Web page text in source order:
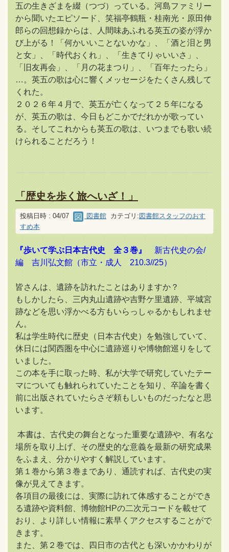
五の生きざまを綴（つづ）っている。河島ファミリー
から聞いたエピソード、笑福亭鶴瓶・桂南光・原田伸
郎らの回想録からは、人間味あふれる英五の姿が浮か
び上がる！「何かいいことないかな」、「酒と泪と男
と女」、「時代おくれ」、「生きてりゃいいさ」、
「旧友再会」、「月の花まつり」、「百年たったら」
…。英五の歌は心に響くメッセージをたくさん残して
くれた。
２０２６年４月で、英五が亡くなって２５年になる
が、英五の歌は、今日もどこかでだれかが歌ってい
る。そしてこれからも英五の歌は、いつまでも歌い続
けられることだろう！
「歴史を歩く旅へいざ！」
投稿日時 : 04/07 図書館 カテゴリ: 図書館スタッフのおす
すめ本
『歩いて学ぶ日本古代史 全３巻』
新古代史の会/
編 吉川弘文館（市立・成人 210.3//25）
皆さんは、遺跡を訪れたことはありますか？
もしかしたら、三内丸山遺跡や吉野ケ里遺跡、平城宮
跡などを思い浮かべる方もいらっしゃるかもしれませ
ん。
私は学生時代に歴史（日本古代史）を勉強していて、
休日には関西圏を中心に遺跡巡りや博物館巡りをして
いました。
この本を手に取った時、私が大学で研究していたテー
マについても触れられていたことを知り、卒論を書く
前に出版されていたらさぞ頼もしいものだったなと思
います。
本書は、古代史の舞台となった重要な遺跡や、有名な
場所を取り上げ、その歴史的な意義を最新の研究成果
をふまえ、分かりやすく解説しています。
第１巻から第３巻まであり、通読すれば、古代史の実
像が見えてきます。
各項目の最後には、実際に訪れて体感することができ
る遺跡や資料館、博物館HPの二次元コードを載せて
おり、より詳しい情報に素早くアクセスすることがで
きます。
また、第２巻では、四日市の古代とも深いかかわりが